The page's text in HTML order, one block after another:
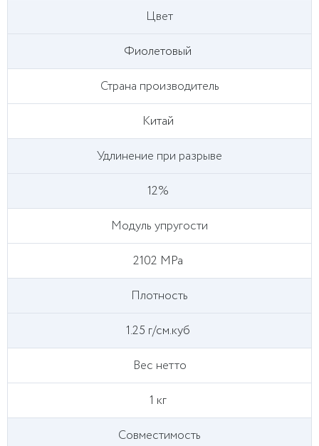
Цвет
Фиолетовый
Страна производитель
Китай
Удлинение при разрыве
12%
Модуль упругости
2102 MPa
Плотность
1.25 г/см.куб
Вес нетто
1 кг
Совместимость